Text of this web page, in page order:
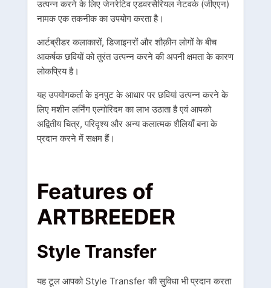
उत्पन्न करने के लिए जेनरेटिव एडवरसैरियल नेटवर्क (जीएएन)
नामक एक तकनीक का उपयोग करता है।
आर्टब्रीडर कलाकारों, डिजाइनरों और शौक़ीन लोगों के बीच
आकर्षक छवियों को तुरंत उत्पन्न करने की अपनी क्षमता के कारण
लोकप्रिय है।
यह उपयोगकर्ता के इनपुट के आधार पर छवियां उत्पन्न करने के
लिए मशीन लर्निंग एल्गोरिदम का लाभ उठाता है एवं आपको
अद्वितीय चित्र, परिदृश्य और अन्य कलात्मक शैलियाँ बना के
प्रदान करने में सक्षम हैं।
Features of
ARTBREEDER
Style Transfer
यह टूल आपको Style Transfer की सुविधा भी प्रदान करता